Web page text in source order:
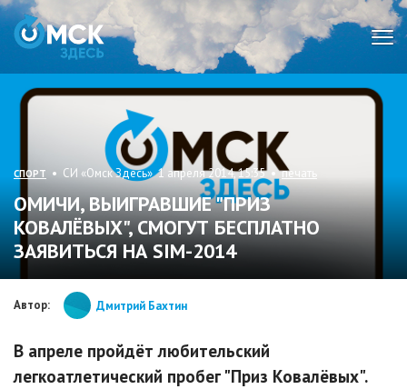
СПОРТ • СИ «Омск Здесь» 1 апреля 2014, 15:35 •печать
ОМИЧИ, ВЫИГРАВШИЕ "ПРИЗ
КОВАЛЁВЫХ", СМОГУТ БЕСПЛАТНО
ЗАЯВИТЬСЯ НА SIM-2014
Автор: Дмитрий Бахтин
В апреле пройдёт любительский
легкоатлетический пробег "Приз Ковалёвых".